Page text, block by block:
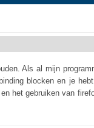
Als al mijn
blocken en je
het gebruiken van